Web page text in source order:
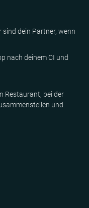
sind dein Partner, wenn
nach deinem CI und
Restaurant, bei der
und